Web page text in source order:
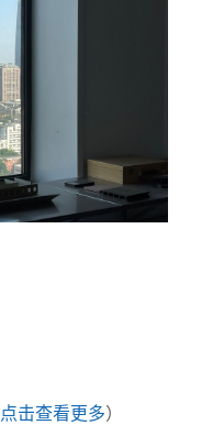
点击查看更多）